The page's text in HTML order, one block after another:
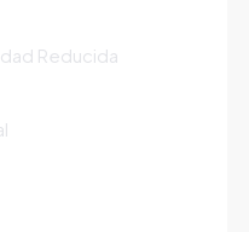
Reducida